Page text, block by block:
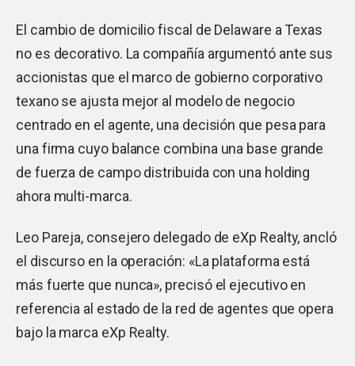
El cambio de domicilio fiscal de Delaware a Texas
no es decorativo. La compañía argumentó ante sus
accionistas que el marco de gobierno corporativo
texano se ajusta mejor al modelo de negocio
centrado en el agente, una decisión que pesa para
una firma cuyo balance combina una base grande
de fuerza de campo distribuida con una holding
ahora multi-marca.
Leo Pareja, consejero delegado de eXp Realty, ancló
el discurso en la operación: «La plataforma está
más fuerte que nunca», precisó el ejecutivo en
referencia al estado de la red de agentes que opera
bajo la marca eXp Realty.